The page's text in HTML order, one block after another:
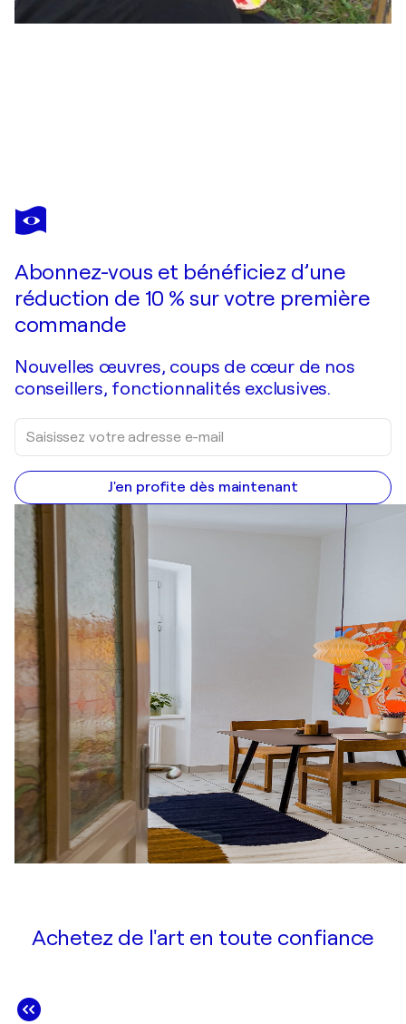
JEAN MIRRE
Rue Lepic, Paris
Abonnez-vous et bénéficiez d’une
réduction de 10 % sur votre première
commande
Nouvelles œuvres, coups de cœur de nos
conseillers, fonctionnalités exclusives.
J'en profite dès maintenant
Achetez de l'art en toute confiance